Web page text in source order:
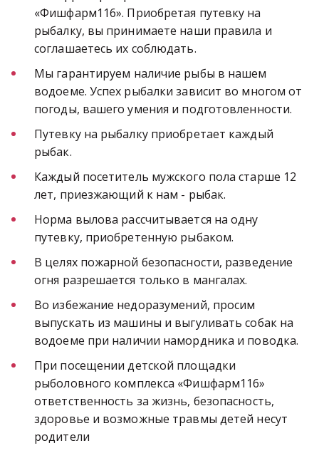
«Фишфарм116». Приобретая путевку на
рыбалку, вы принимаете наши правила и
соглашаетесь их соблюдать.
Мы гарантируем наличие рыбы в нашем
водоеме. Успех рыбалки зависит во многом от
погоды, вашего умения и подготовленности.
Путевку на рыбалку приобретает каждый
рыбак.
Каждый посетитель мужского пола старше 12
лет, приезжающий к нам - рыбак.
Норма вылова рассчитывается на одну
путевку, приобретенную рыбаком.
В целях пожарной безопасности, разведение
огня разрешается только в мангалах.
Во избежание недоразумений, просим
выпускать из машины и выгуливать собак на
водоеме при наличии намордника и поводка.
При посещении детской площадки
рыболовного комплекса «Фишфарм116»
ответственность за жизнь, безопасность,
здоровье и возможные травмы детей несут
родители